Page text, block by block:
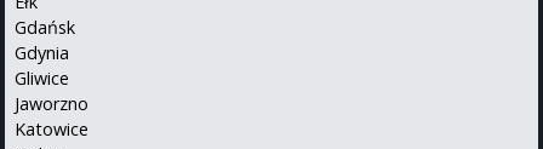
Gdańsk
Gdynia
Gliwice
Jaworzno
Katowice